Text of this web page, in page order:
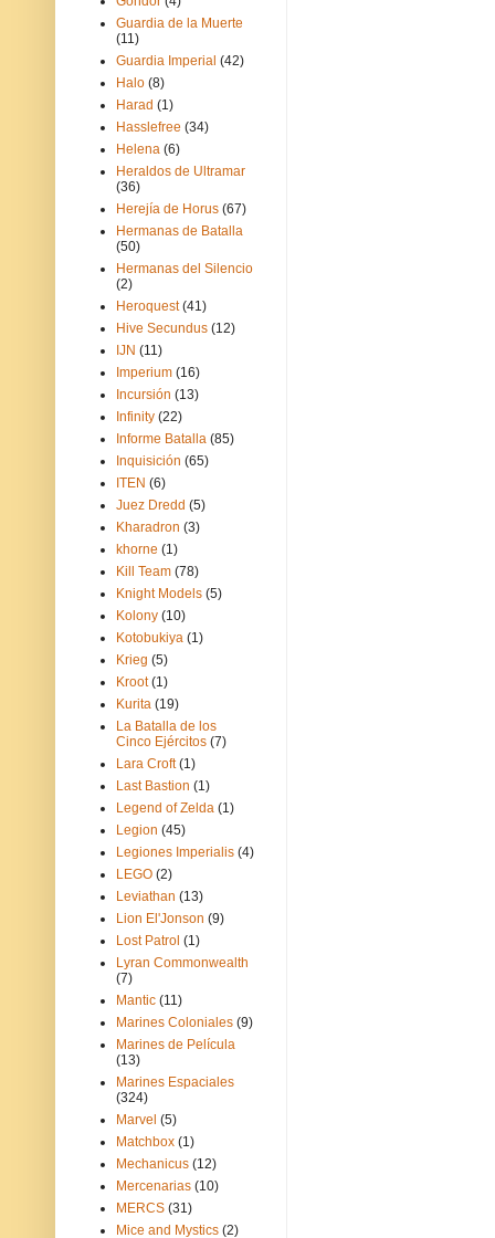
Guardia de la Muerte
(11)
Guardia Imperial (42)
Halo (8)
Harad (1)
Hasslefree (34)
Helena (6)
Heraldos de Ultramar
(36)
Herejía de Horus (67)
Hermanas de Batalla
(50)
Hermanas del Silencio
(2)
Heroquest (41)
Hive Secundus (12)
IJN (11)
Imperium (16)
Incursión (13)
Infinity (22)
Informe Batalla (85)
Inquisición (65)
ITEN (6)
Juez Dredd (5)
Kharadron (3)
khorne (1)
Kill Team (78)
Knight Models (5)
Kolony (10)
Kotobukiya (1)
Krieg (5)
Kroot (1)
Kurita (19)
La Batalla de los
Cinco Ejércitos (7)
Lara Croft (1)
Last Bastion (1)
Legend of Zelda (1)
Legion (45)
Legiones Imperialis (4)
LEGO (2)
Leviathan (13)
Lion El'Jonson (9)
Lost Patrol (1)
Lyran Commonwealth
(7)
Mantic (11)
Marines Coloniales (9)
Marines de Película
(13)
Marines Espaciales
(324)
Marvel (5)
Matchbox (1)
Mechanicus (12)
Mercenarias (10)
MERCS (31)
Mice and Mystics (2)